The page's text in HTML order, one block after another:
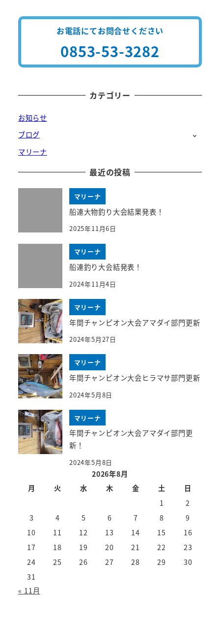
お電話にてお問合せください
0853-53-3282
カテゴリー
お知らせ
ブログ
マリーナ
最近の投稿
マリーナ
船連大物釣り大会結果発表！
2025年11月6日
マリーナ
船連釣り大会結発表！
2024年11月4日
マリーナ
年間チャンピオン大会アマダイ部門更新
2024年5月27日
マリーナ
年間チャンピオン大会ヒラマサ部門更新
2024年5月8日
マリーナ
年間チャンピオン大会アマダイ部門更
新！
2024年5月8日
2026年8月
月
火 水 木 金 土
日
1
2
3
4 5 6 7 8
9
10
11 12 13 14 15
16
17
18 19 20 21 22
23
24
25 26 27 28 29
30
31
« 11月